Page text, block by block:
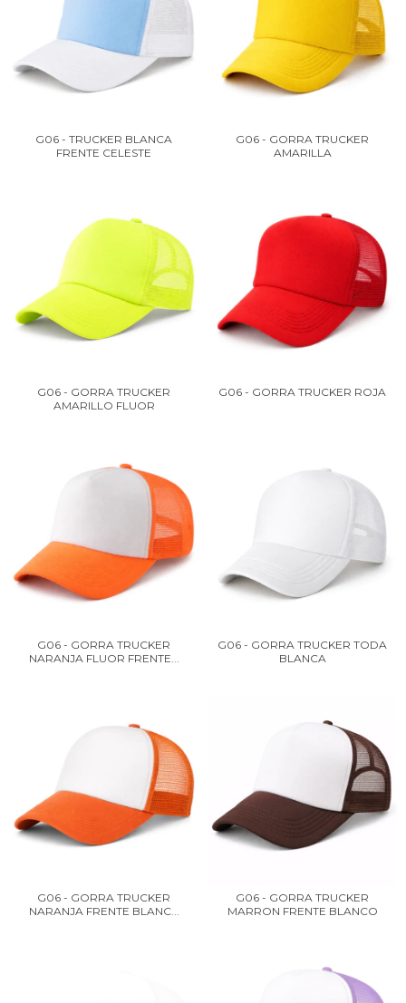
G06 - TRUCKER BLANCA
FRENTE CELESTE
G06 - GORRA TRUCKER
AMARILLA
G06 - GORRA TRUCKER
AMARILLO FLUOR
G06 - GORRA TRUCKER ROJA
G06 - GORRA TRUCKER
NARANJA FLUOR FRENTE...
G06 - GORRA TRUCKER TODA
BLANCA
G06 - GORRA TRUCKER
NARANJA FRENTE BLANC...
G06 - GORRA TRUCKER
MARRON FRENTE BLANCO